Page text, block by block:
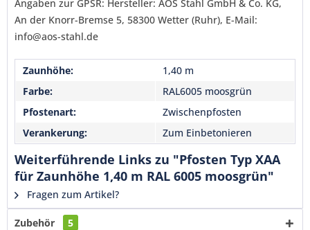
Ich habe dieDatenschutzerklärung
verstanden und stimme zu. *
Mit * gekennzeichnete Felder sind Pflichtfelder.
Angaben zur GPSR: Hersteller: AOS Stahl GmbH & Co. KG,
An der Knorr-Bremse 5, 58300 Wetter (Ruhr), E-Mail:
info@aos-stahl.de
Zaunhöhe:
1,40 m
Farbe:
RAL6005 moosgrün
Pfostenart:
Zwischenpfosten
Verankerung:
Zum Einbetonieren
Weiterführende Links zu "Pfosten Typ XAA
für Zaunhöhe 1,40 m RAL 6005 moosgrün"
Fragen zum Artikel?
Zubehör 5